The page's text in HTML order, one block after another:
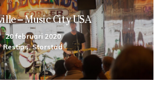
– Music City USA
20 februari 2020
Restips, Storstad